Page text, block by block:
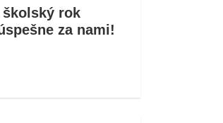
školský rok
za nami!